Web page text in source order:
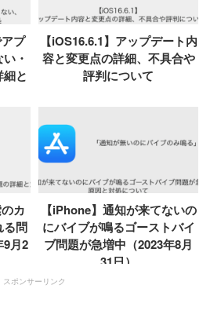
プ
・
と
【iOS16.6.1】アップデート内
容と変更点の詳細、不具合や
評判について
カ
る問
9月2
【iPhone】通知が来てないの
にバイブが鳴るゴーストバイ
ブ問題が急増中（2023年8月
31日）
スポンサーリンク